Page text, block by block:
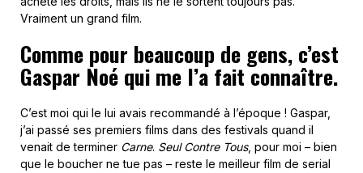
Vraiment un grand film.
Comme pour beaucoup de gens, c’est
Gaspar Noé qui me l’a fait connaître.
C’est moi qui le lui avais recommandé à l’époque ! Gaspar,
j’ai passé ses premiers films dans des festivals quand il
venait de terminer Carne. Seul Contre Tous, pour moi – bien
que le boucher ne tue pas – reste le meilleur film de serial